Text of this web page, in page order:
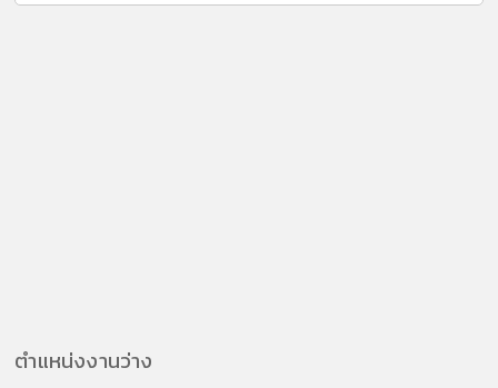
ตำแหน่งงานว่าง